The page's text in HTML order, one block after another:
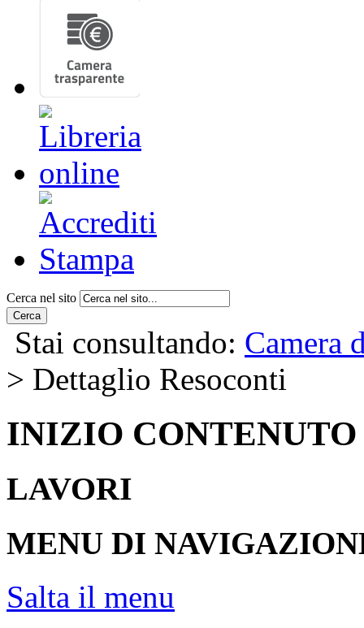
Cerca nel sito
Cerca
Stai consultando: Camera
> Dettaglio Resoconti
INIZIO CONTENUTO
LAVORI
MENU DI
Salta il menu